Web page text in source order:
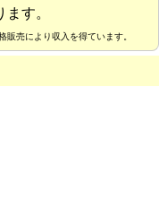
す。
売により収入を得ています。